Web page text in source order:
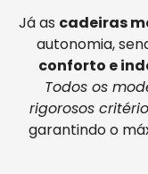
Já as cadeiras
autonomia,
conforto e
Todos os
rigorosos
garantindo o